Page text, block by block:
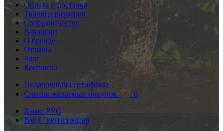
Оплата и доставка
Таблица размеров
Сотрудничество
Вакансии
О бренде
Отзывы
Блог
Контакты
Подарочный сертификат
Список желаемых покупок
0
Язык: РУС
Вход / регистрация